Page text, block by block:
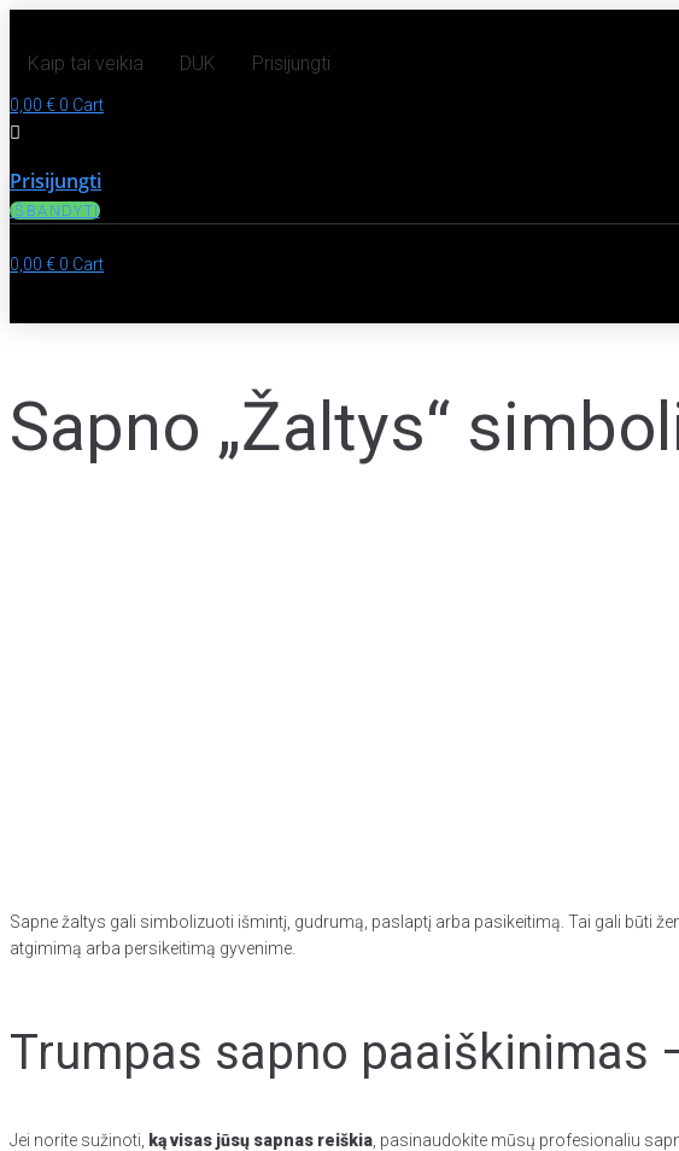
Kaip tai veikia DUK Prisijungti
0,00 € 0 Cart
Prisijungti
IŠBANDYTI
0,00 € 0 Cart
Sapno „Žaltys“
Sapne žaltys gali simbolizuoti išmintį, gudrumą, paslaptį arba pasikeitimą. Tai gali būti
atgimimą arba persikeitimą gyvenime.
Trumpas sapno paaiškinimas
Jei norite sužinoti, ką visas jūsų sapnas reiškia , pasinaudokite mūsų profesionaliu